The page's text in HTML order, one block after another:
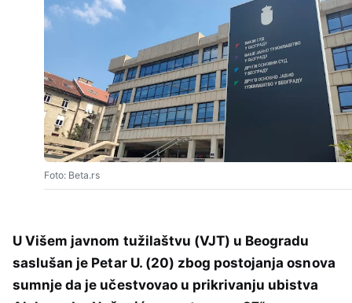
Foto: Beta.rs
U Višem javnom tužilaštvu (VJT) u Beogradu
saslušan je Petar U. (20) zbog postojanja osnova
sumnje da je učestvovao u prikrivanju ubistva